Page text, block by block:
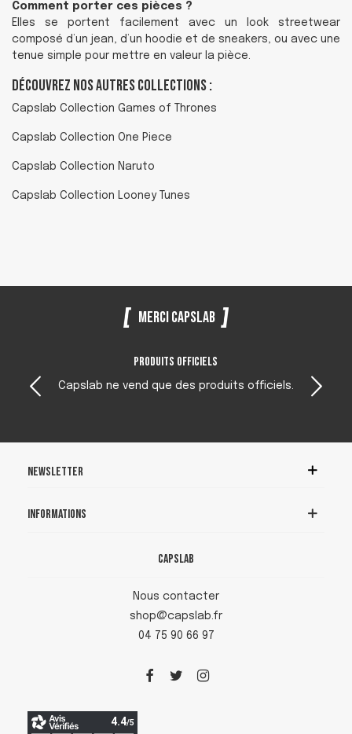
Comment porter ces pièces ?
Elles se portent facilement avec un look streetwear
composé d’un jean, d’un hoodie et de sneakers, ou avec une
tenue simple pour mettre en valeur la pièce.
Découvrez nos autres collections :
Capslab Collection Games of Thrones
Capslab Collection One Piece
Capslab Collection Naruto
Capslab Collection Looney Tunes
Merci Capslab
Produits officiels
Capslab ne vend que des produits officiels.
Newsletter
Informations
Capslab
Nous contacter
shop@capslab.fr
04 75 90 66 97